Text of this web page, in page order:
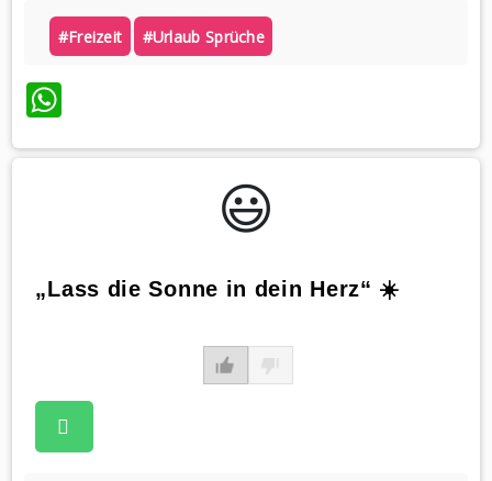
#freizeit #urlaub Sprüche
WhatsApp
😃️
„Lass die Sonne in dein Herz“ ☀️